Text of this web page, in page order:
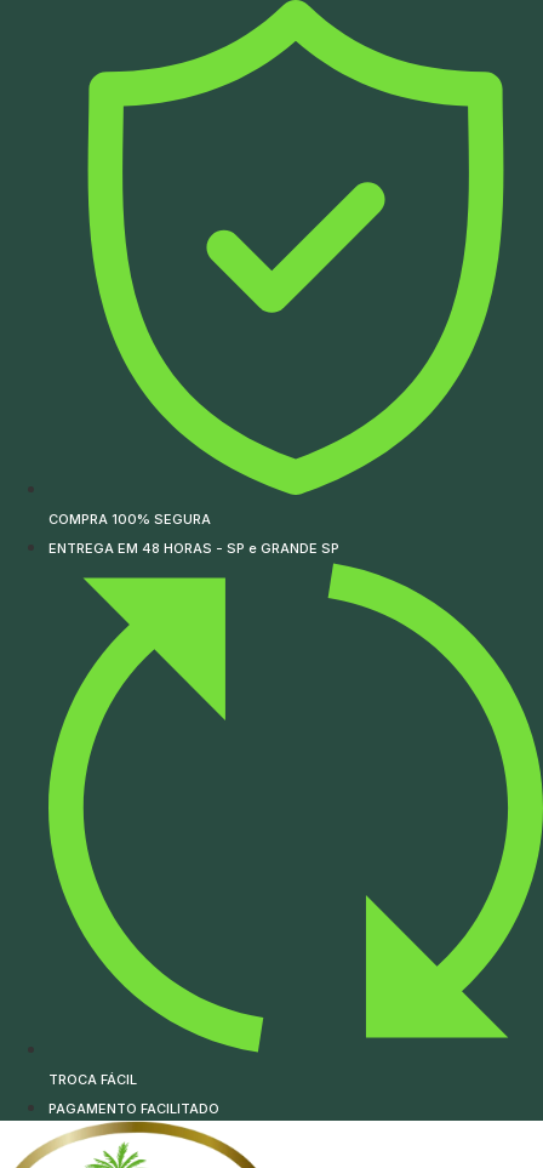
COMPRA 100% SEGURA
ENTREGA EM 48 HORAS - SP e GRANDE SP
TROCA FÁCIL
PAGAMENTO FACILITADO